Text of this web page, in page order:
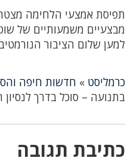
תפיסת אמצעי הלחימה
מבצעיים משמעותיים של
למען שלום הציבור
כרמליסט » חדשות חיפה
בתנועה – סוכל בדרך לנסיון
כתיבת תגובה